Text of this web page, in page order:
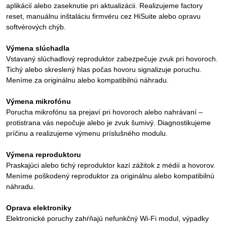
aplikácií alebo zaseknutie pri aktualizácii. Realizujeme factory
reset, manuálnu inštaláciu firmvéru cez HiSuite alebo opravu
softvérových chýb.
Výmena slúchadla
Vstavaný slúchadlový reproduktor zabezpečuje zvuk pri hovoroch.
Tichý alebo skreslený hlas počas hovoru signalizuje poruchu.
Meníme za originálnu alebo kompatibilnú náhradu.
Výmena mikrofónu
Porucha mikrofónu sa prejaví pri hovoroch alebo nahrávaní –
protistrana vás nepočuje alebo je zvuk šumivý. Diagnostikujeme
príčinu a realizujeme výmenu príslušného modulu.
Výmena reproduktoru
Praskajúci alebo tichý reproduktor kazí zážitok z médií a hovorov.
Meníme poškodený reproduktor za originálnu alebo kompatibilnú
náhradu.
Oprava elektroniky
Elektronické poruchy zahŕňajú nefunkčný Wi-Fi modul, výpadky